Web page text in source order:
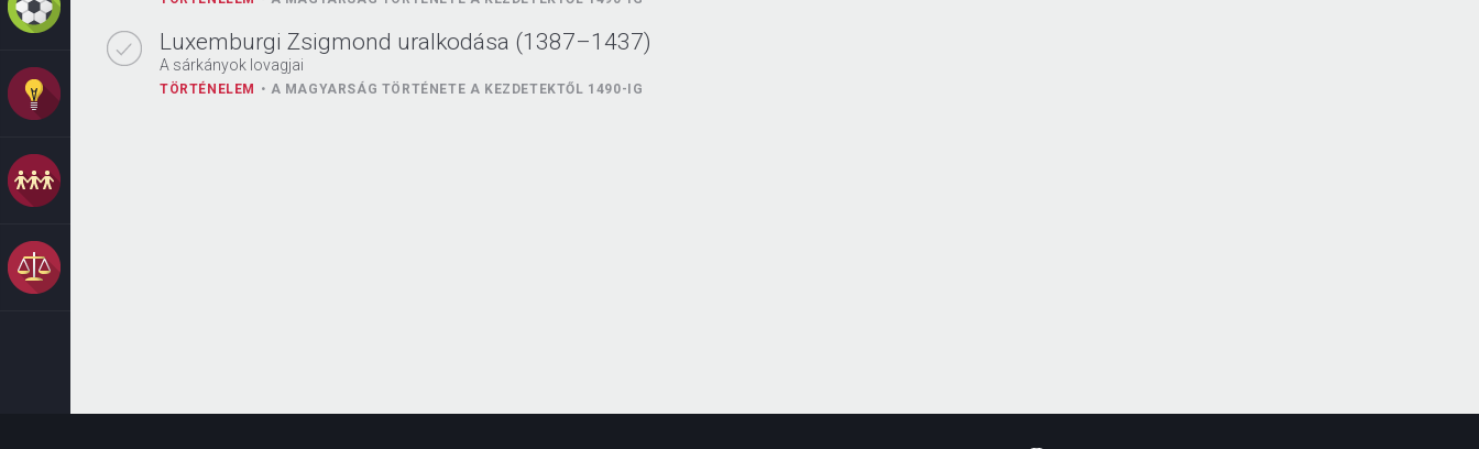
Luxemburgi Zsigmond uralkodása (1387–1437)
A sárkányok lovagjai
TÖRTÉNELEM A MAGYARSÁG TÖRTÉNETE A KEZDETEKTŐL 1490-IG